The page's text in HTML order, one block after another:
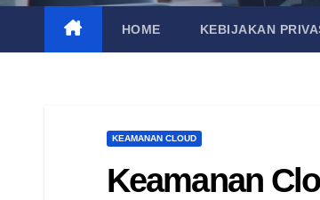
HOME KEBIJAKAN
KEAMANAN CLOUD
Keamanan